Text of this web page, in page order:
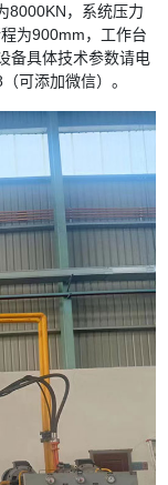
8000KN，系统压力
为900mm，工作台
备具体技术参数请电
可添加微信）。